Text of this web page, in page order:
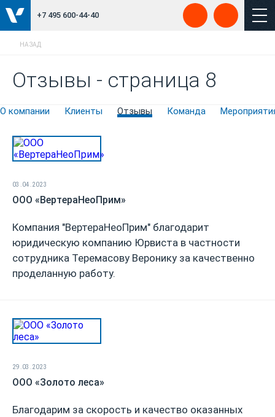
+7 495 600-44-40
НАЗАД
Отзывы - страница 8
О компании Клиенты Отзывы Команда
03.04.2023
ООО «ВертераНеоПрим»
Компания "ВертераНеоПрим" благодарит
юридическую компанию Юрвиста в частности
сотрудника Теремасову Веронику за качественно
проделанную работу.
29.03.2023
ООО «Золото леса»
Благодарим за скорость и качество оказанных